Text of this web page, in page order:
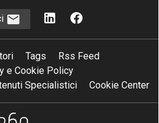
Tags
Rss Feed
e Cookie Policy
Specialistici
Cookie Center